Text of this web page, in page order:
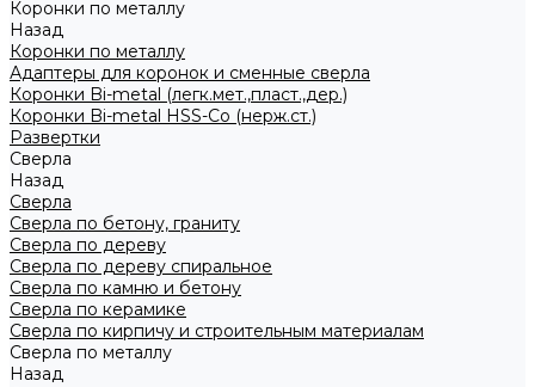
Коронки по металлу
Назад
Коронки по металлу
Адаптеры для коронок и сменные сверла
Коронки Bi-metal (легк.мет.,пласт.,дер.)
Коронки Bi-metal HSS-Co (нерж.ст.)
Развертки
Сверла
Назад
Сверла
Сверла по бетону, граниту
Сверла по дереву
Сверла по дереву спиральное
Сверла по камню и бетону
Сверла по керамике
Сверла по кирпичу и строительным материалам
Сверла по металлу
Назад